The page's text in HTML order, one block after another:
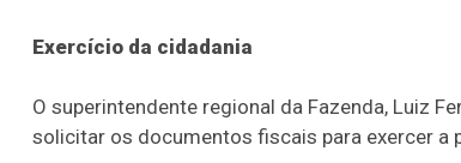
Exercício da cidadania
O superintendente regional da Fazenda, Luiz
solicitar os documentos fiscais para exercer a